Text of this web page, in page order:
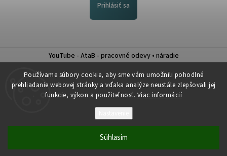
Používame súbory cookie, aby sme vám umožnili pohodlné
prehliadanie webovej stránky a vďaka analýze neustále zlepšovali jej
funkcie, výkon a použiteľnosť. Viac informácií
Súhlasím
Prihlásiť sa
YouTube - AtaB - pracovné odevy • náradie
Nákup na splátky QUATRO
Atab. Všetky práva vyhradené.